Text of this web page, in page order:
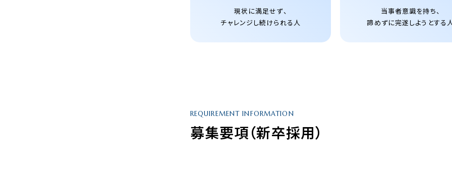
現状に満足せず、
チャレンジし続けられる人
当事者意識を持ち、
諦めずに完遂しようとする
REQUIREMENT INFORMATION
募集要項（新卒採用）